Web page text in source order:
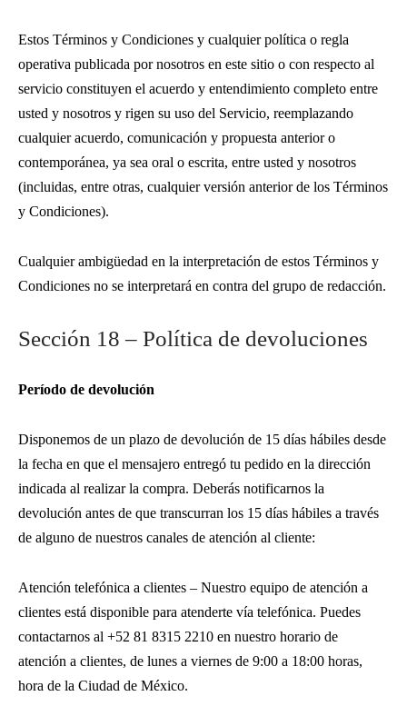
Estos Términos y Condiciones y cualquier política o regla
operativa publicada por nosotros en este sitio o con respecto al
servicio constituyen el acuerdo y entendimiento completo entre
usted y nosotros y rigen su uso del Servicio, reemplazando
cualquier acuerdo, comunicación y propuesta anterior o
contemporánea, ya sea oral o escrita, entre usted y nosotros
(incluidas, entre otras, cualquier versión anterior de los Términos
y Condiciones).
Cualquier ambigüedad en la interpretación de estos Términos y
Condiciones no se interpretará en contra del grupo de redacción.
Sección 18 – Política de devoluciones
Período de devolución
Disponemos de un plazo de devolución de 15 días hábiles desde
la fecha en que el mensajero entregó tu pedido en la dirección
indicada al realizar la compra. Deberás notificarnos la
devolución antes de que transcurran los 15 días hábiles a través
de alguno de nuestros canales de atención al cliente:
Atención telefónica a clientes – Nuestro equipo de atención a
clientes está disponible para atenderte vía telefónica. Puedes
contactarnos al +52 81 8315 2210 en nuestro horario de
atención a clientes, de lunes a viernes de 9:00 a 18:00 horas,
hora de la Ciudad de México.